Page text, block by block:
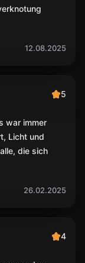
12.08.2025
5
war immer
Licht und
die sich
26.02.2025
4